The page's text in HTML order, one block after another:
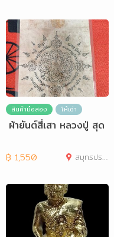
สินค้ามือสอง ให้เช่า
ผ้ายันต์สี่เสา หลวงปู่ สุด
฿ 1,550 สมุทรปราการ